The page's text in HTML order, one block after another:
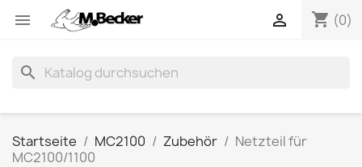
 shopping_cart (0)

search
Startseite MC2100 Zubehör
Netzteil für
MC2100/1100